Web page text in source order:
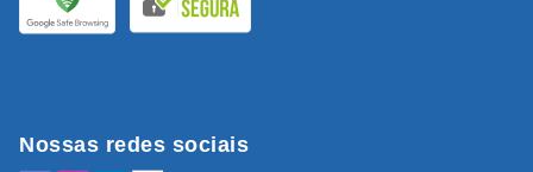
Nossas redes sociais